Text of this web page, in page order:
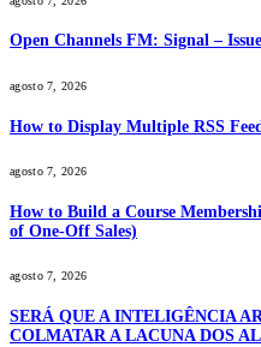
Open Channels FM: Signal –
agosto 7, 2026
How to Display Multiple RSS
agosto 7, 2026
How to Build a Course
of One-Off Sales)
agosto 7, 2026
SERÁ QUE A INTELIGÊNCIA
COLMATAR A LACUNA DOS